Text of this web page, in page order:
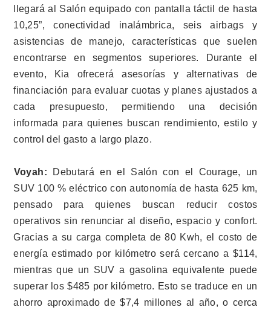
SEA
llegará al Salón equipado con pantalla táctil de hasta
10,25”, conectividad inalámbrica, seis airbags y
asistencias de manejo, características que suelen
encontrarse en segmentos superiores. Durante el
evento, Kia ofrecerá asesorías y alternativas de
financiación para evaluar cuotas y planes ajustados a
cada presupuesto, permitiendo una decisión
informada para quienes buscan rendimiento, estilo y
control del gasto a largo plazo.
Voyah: Debutará en el Salón con el Courage, un
SUV 100 % eléctrico con autonomía de hasta 625 km,
pensado para quienes buscan reducir costos
operativos sin renunciar al diseño, espacio y confort.
Gracias a su carga completa de 80 Kwh, el costo de
energía estimado por kilómetro será cercano a $114,
mientras que un SUV a gasolina equivalente puede
superar los $485 por kilómetro. Esto se traduce en un
ahorro aproximado de $7,4 millones al año, o cerca